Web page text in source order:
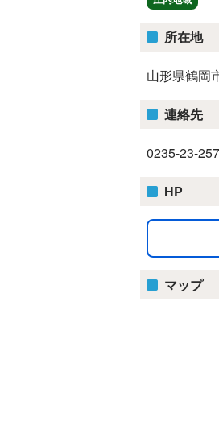
所在地
山形県鶴岡
連絡先
0235-23-
HP
マップ